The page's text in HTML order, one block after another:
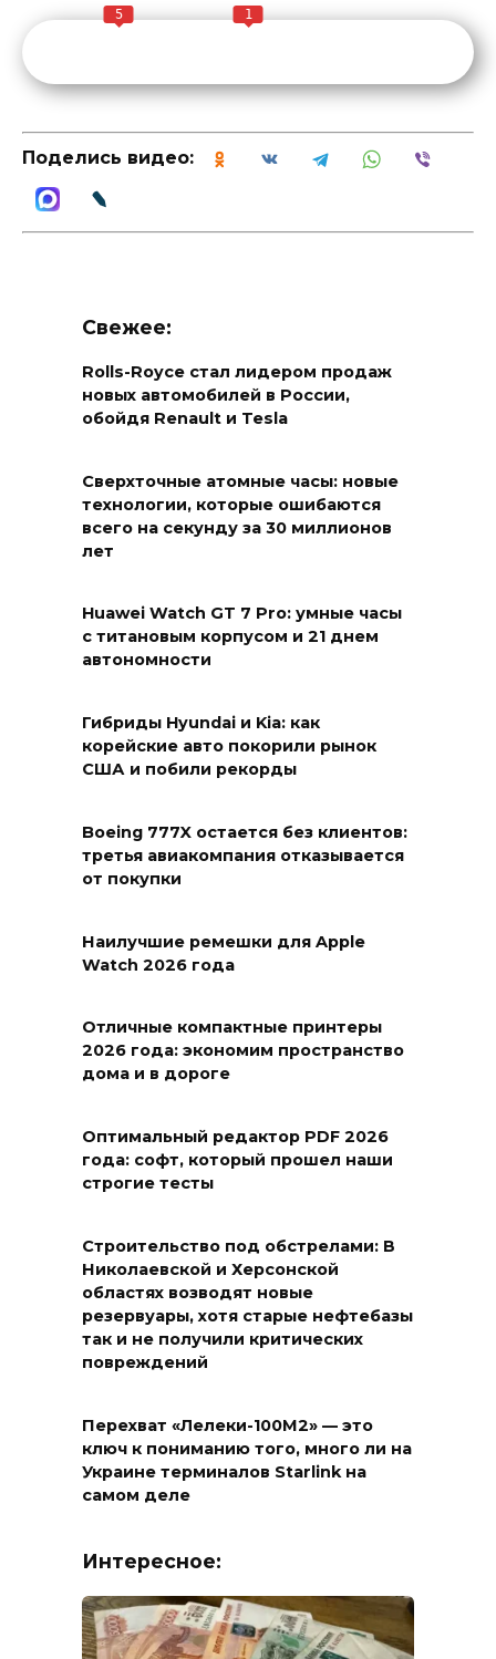
5 1
Поделись видео:
Свежее:
Rolls-Royce стал лидером продаж
новых автомобилей в России,
обойдя Renault и Tesla
Сверхточные атомные часы: новые
технологии, которые ошибаются
всего на секунду за 30 миллионов
лет
Huawei Watch GT 7 Pro: умные часы
с титановым корпусом и 21 днем
автономности
Гибриды Hyundai и Kia: как
корейские авто покорили рынок
США и побили рекорды
Boeing 777X остается без клиентов:
третья авиакомпания отказывается
от покупки
Наилучшие ремешки для Apple
Watch 2026 года
Отличные компактные принтеры
2026 года: экономим пространство
дома и в дороге
Оптимальный редактор PDF 2026
года: софт, который прошел наши
строгие тесты
Строительство под обстрелами: В
Николаевской и Херсонской
областях возводят новые
резервуары, хотя старые нефтебазы
так и не получили критических
повреждений
Перехват «Лелеки-100М2» — это
ключ к пониманию того, много ли на
Украине терминалов Starlink на
самом деле
Интересное: